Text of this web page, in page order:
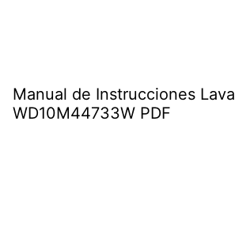
Manual de Instrucciones
WD10M44733W PDF